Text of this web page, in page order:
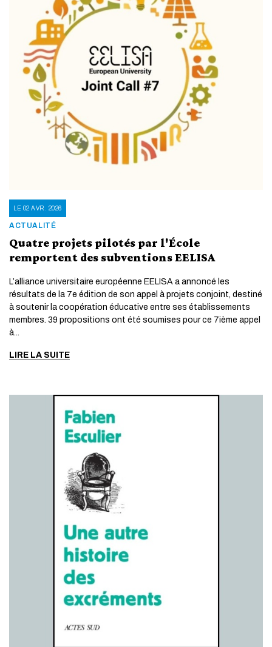
ACTUALITÉ
LE 02 AVR. 2026
Quatre projets pilotés par l'École
remportent des subventions EELISA
L’alliance universitaire européenne EELISA a annoncé les
résultats de la 7e édition de son appel à projets conjoint, destiné
à soutenir la coopération éducative entre ses établissements
membres. 39 propositions ont été soumises pour ce 7ième appel
à...
LIRE LA SUITE